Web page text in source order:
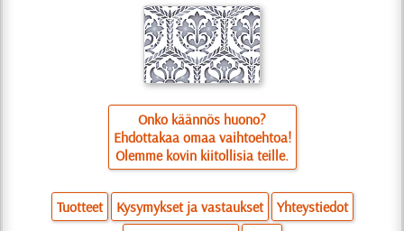
Onko käännös huono?
Ehdottakaa omaa vaihtoehtoa!
Olemme kovin kiitollisia teille.
Tuotteet Kysymykset ja vastaukset
Yhteystiedot